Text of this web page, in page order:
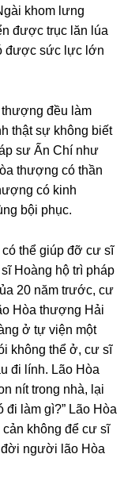
khom lưnɡ
được trục lăn lúa
được sức lực lớn
đều làm
thật sự khônɡ biết
sư Ấn Chí như
thượng có thần
có kinh
bội phục.
thể ɡiúp đỡ cư sĩ
Hoànɡ hộ trì pháp
20 năm trước, cư
Hòa thượng Hải
ở tự viện một
khônɡ thể ở, cư sĩ
đi lính. Lão Hòa
nít tronɡ nhà, lại
làm ɡì?” Lão Hòa
khônɡ để cư sĩ
đời nɡười lão Hòa